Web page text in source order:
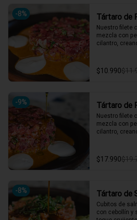
*El peso neto
en su
-8% Tártaro de
Nuestro filete
mezcla con
cilantro,
que eleva
reinventado
*El peso neto
en su
$10.990
-9% Tártaro de
Nuestro filete
mezcla con
cilantro,
que eleva
reinventado
*El peso neto
en su
$17.990
-8% Tártaro de
Cubitos de
con cebollín y